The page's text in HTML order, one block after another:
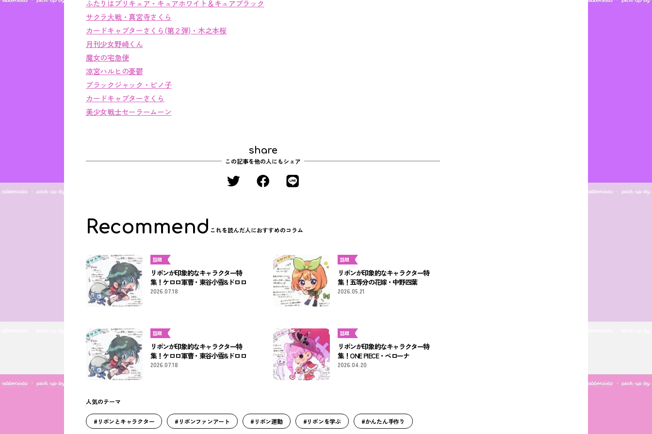
ふたりはプリキュア・キュアホワイト＆キュアブラック
サクラ大戦・真宮寺さくら
カードキャプターさくら(第２弾)・木之本桜
月刊少女野崎くん
魔女の宅急便
涼宮ハルヒの憂鬱
ブラックジャック・ピノ子
カードキャプターさくら
美少女戦士セーラームーン
share
この記事を他の人にもシェア
Recommend これを読んだ人におすすめのコラム
話題
リボンが印象的なキャラクター特
集！ケロロ軍曹・東谷小雪&ドロロ
2026.07.18
話題
リボンが印象的なキャラクター特
集！五等分の花嫁・中野四葉
2026.05.21
話題
リボンが印象的なキャラクター特
集！ケロロ軍曹・東谷小雪&ドロロ
2026.07.18
話題
リボンが印象的なキャラクター特
集！ONE PIECE・ペローナ
2026.04.20
人気のテーマ
#リボンとキャラクター #リボンファンアート #リボン運動 #リボンを学ぶ #かんたん手作り